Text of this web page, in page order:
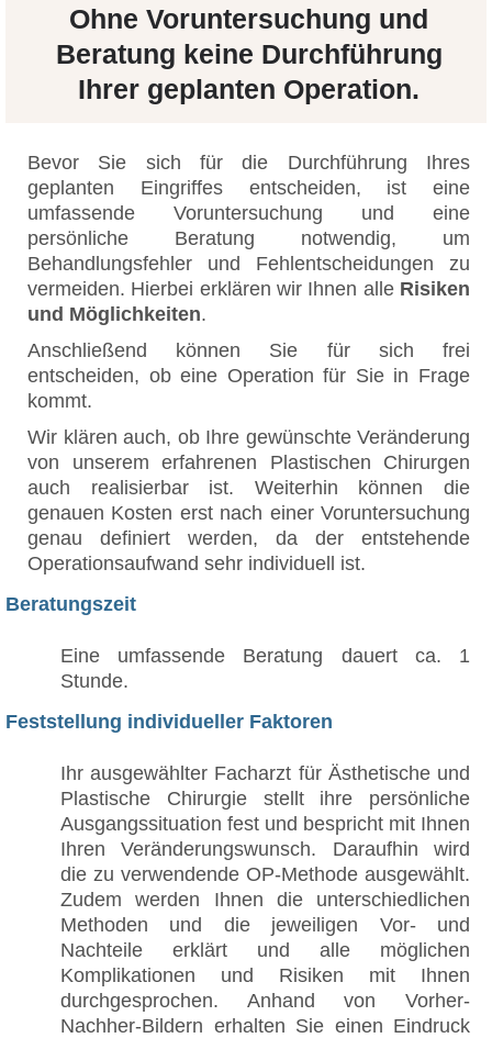
Ohne Voruntersuchung und
Beratung keine Durchführung
Ihrer geplanten Operation.
Bevor Sie sich für die Durchführung Ihres
geplanten Eingriffes entscheiden, ist eine
umfassende Voruntersuchung und eine
persönliche Beratung notwendig, um
Behandlungsfehler und Fehlentscheidungen zu
vermeiden. Hierbei erklären wir Ihnen alle Risiken
und Möglichkeiten.
Anschließend können Sie für sich frei
entscheiden, ob eine Operation für Sie in Frage
kommt.
Wir klären auch, ob Ihre gewünschte Veränderung
von unserem erfahrenen Plastischen Chirurgen
auch realisierbar ist. Weiterhin können die
genauen Kosten erst nach einer Voruntersuchung
genau definiert werden, da der entstehende
Operationsaufwand sehr individuell ist.
Beratungszeit
Eine umfassende Beratung dauert ca. 1
Stunde.
Feststellung individueller Faktoren
Ihr ausgewählter Facharzt für Ästhetische und
Plastische Chirurgie stellt ihre persönliche
Ausgangssituation fest und bespricht mit Ihnen
Ihren Veränderungswunsch. Daraufhin wird
die zu verwendende OP-Methode ausgewählt.
Zudem werden Ihnen die unterschiedlichen
Methoden und die jeweiligen Vor- und
Nachteile erklärt und alle möglichen
Komplikationen und Risiken mit Ihnen
durchgesprochen. Anhand von Vorher-
Nachher-Bildern erhalten Sie einen Eindruck